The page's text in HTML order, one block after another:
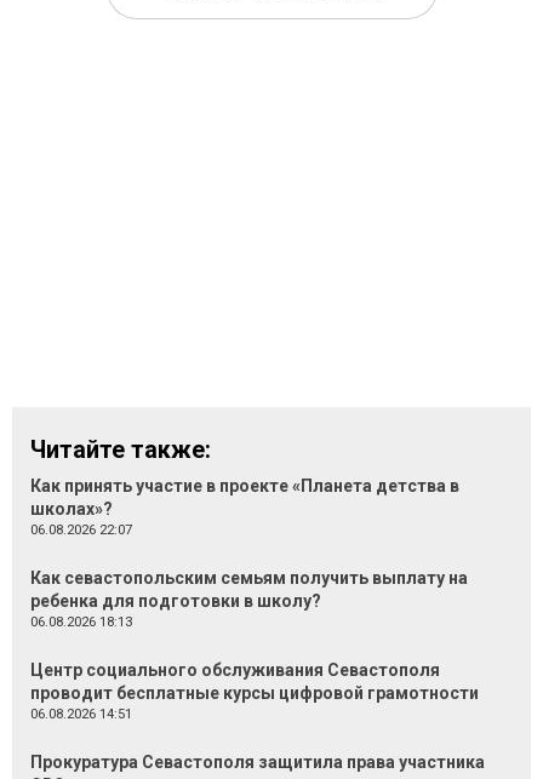
Читайте также:
Как принять участие в проекте «Планета детства в
школах»?
06.08.2026 22:07
Как севастопольским семьям получить выплату на
ребенка для подготовки в школу?
06.08.2026 18:13
Центр социального обслуживания Севастополя
проводит бесплатные курсы цифровой грамотности
06.08.2026 14:51
Прокуратура Севастополя защитила права участника